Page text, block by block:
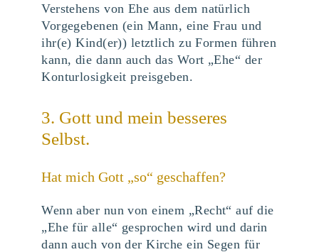
Verstehens von Ehe aus dem natürlich
Vorgegebenen (ein Mann, eine Frau und
ihr(e) Kind(er)) letztlich zu Formen führen
kann, die dann auch das Wort „Ehe“ der
Konturlosigkeit preisgeben.
3. Gott und mein besseres
Selbst.
Hat mich Gott „so“ geschaffen?
Wenn aber nun von einem „Recht“ auf die
„Ehe für alle“ gesprochen wird und darin
dann auch von der Kirche ein Segen für